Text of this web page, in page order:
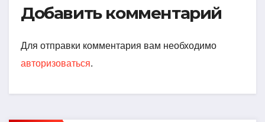
Добавить комментарий
Для отправки комментария вам необходимо
авторизоваться.